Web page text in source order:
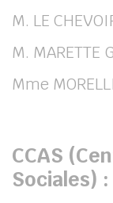
M. LE
M. MARETTE
Mme
CCAS
Sociales) :